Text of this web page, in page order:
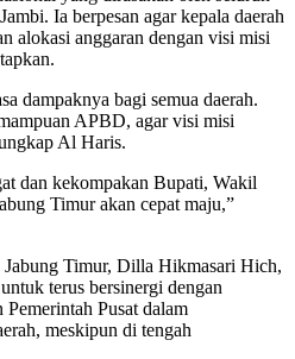
Ia berpesan agar kepala daerah
alokasi anggaran dengan visi misi
dampaknya bagi semua daerah.
APBD, agar visi misi
Al Haris.
dan kekompakan Bupati, Wakil
Timur akan cepat maju,”
Timur, Dilla Hikmasari Hich,
terus bersinergi dengan
Pusat dalam
meskipun di tengah